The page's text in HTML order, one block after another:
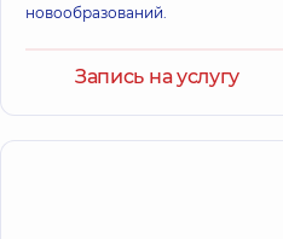
новообразований.
Запись на услугу